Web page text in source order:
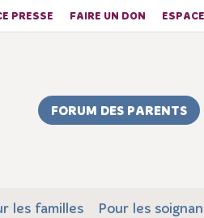
PRESSE FAIRE UN DON
FORUM DES PARENTS
les familles Pour les